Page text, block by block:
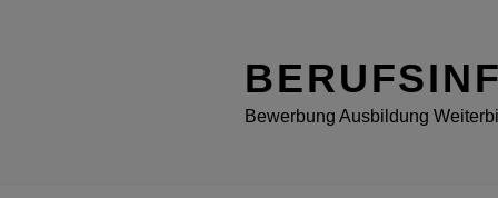
Bewerbung Ausbildung